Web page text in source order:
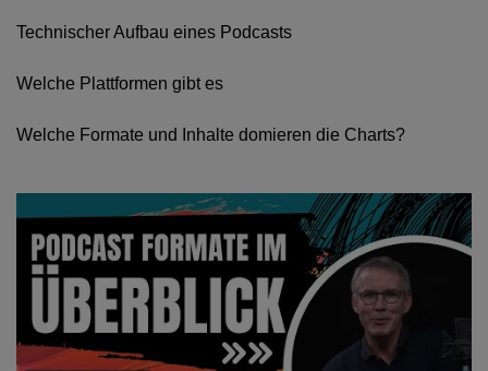
Technischer Aufbau eines Podcasts
Welche Plattformen gibt es
Welche Formate und Inhalte domieren die Charts?